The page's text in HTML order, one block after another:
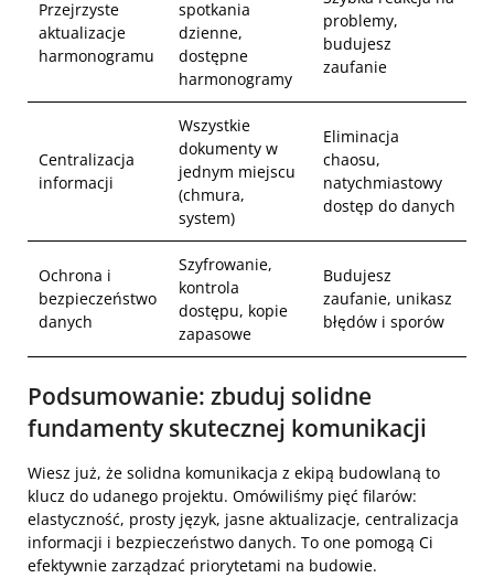
Przejrzyste
aktualizacje
harmonogramu
spotkania
dzienne,
dostępne
harmonogramy
problemy,
budujesz
zaufanie
Centralizacja
informacji
Wszystkie
dokumenty w
jednym miejscu
(chmura,
system)
Eliminacja
chaosu,
natychmiastowy
dostęp do danych
Ochrona i
bezpieczeństwo
danych
Szyfrowanie,
kontrola
dostępu, kopie
zapasowe
Budujesz
zaufanie, unikasz
błędów i sporów
Podsumowanie: zbuduj solidne
fundamenty skutecznej komunikacji
Wiesz już, że solidna komunikacja z ekipą budowlaną to
klucz do udanego projektu. Omówiliśmy pięć filarów:
elastyczność, prosty język, jasne aktualizacje, centralizacja
informacji i bezpieczeństwo danych. To one pomogą Ci
efektywnie zarządzać priorytetami na budowie.